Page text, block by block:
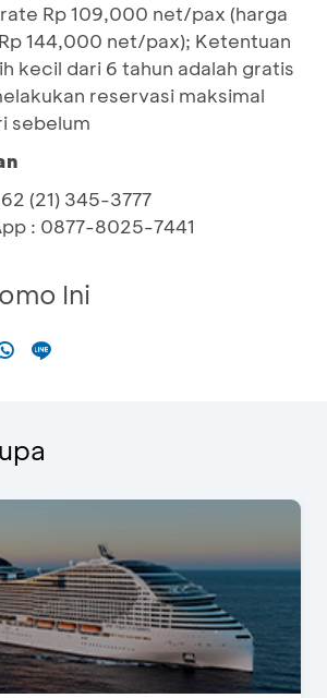
Rp 109,000 net/pax (harga
144,000 net/pax); Ketentuan
kecil dari 6 tahun adalah gratis
reservasi maksimal
sebelum
(21) 345-3777
: 0877-8025-7441
Ini